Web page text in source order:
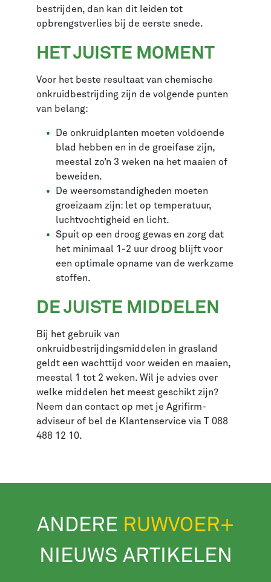
bestrijden, dan kan dit leiden tot
opbrengstverlies bij de eerste snede.
HET JUISTE MOMENT
Voor het beste resultaat van chemische
onkruidbestrijding zijn de volgende punten
van belang:
De onkruidplanten moeten voldoende
blad hebben en in de groeifase zijn,
meestal zo’n 3 weken na het maaien of
beweiden.
De weersomstandigheden moeten
groeizaam zijn: let op temperatuur,
luchtvochtigheid en licht.
Spuit op een droog gewas en zorg dat
het minimaal 1-2 uur droog blijft voor
een optimale opname van de werkzame
stoffen.
DE JUISTE MIDDELEN
Bij het gebruik van
onkruidbestrijdingsmiddelen in grasland
geldt een wachttijd voor weiden en maaien,
meestal 1 tot 2 weken. Wil je advies over
welke middelen het meest geschikt zijn?
Neem dan contact op met je Agrifirm-
adviseur of bel de Klantenservice via T 088
488 12 10.
ANDERE RUWVOER+
NIEUWS ARTIKELEN